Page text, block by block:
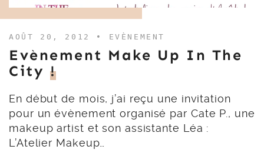
AOÛT 20, 2012 • EVÈNEMENT
Evènement Make Up In The
City !
En début de mois, j’ai reçu une invitation
pour un évènement organisé par Cate P., une
makeup artist et son assistante Léa :
L’Atelier Makeup…